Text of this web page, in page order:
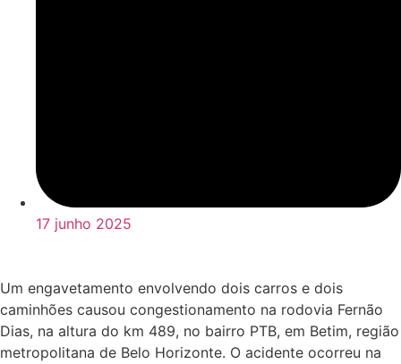
17 junho 2025
Um engavetamento envolvendo dois carros e dois
caminhões causou congestionamento na rodovia Fernão
Dias, na altura do km 489, no bairro PTB, em Betim, região
metropolitana de Belo Horizonte. O acidente ocorreu na